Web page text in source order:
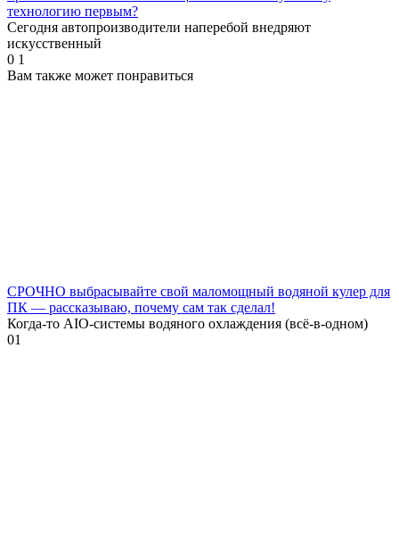
технологию первым?
Сегодня автопроизводители наперебой внедряют
искусственный
0 1
Вам также может понравиться
СРОЧНО выбрасывайте свой маломощный водяной кулер для
ПК — рассказываю, почему сам так сделал!
Когда-то AIO-системы водяного охлаждения (всё-в-одном)
01